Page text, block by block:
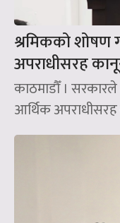
श्रमिकको शोषण
अपराधीसरह
काठमाडौँ ।
आर्थिक अपराधीसरह